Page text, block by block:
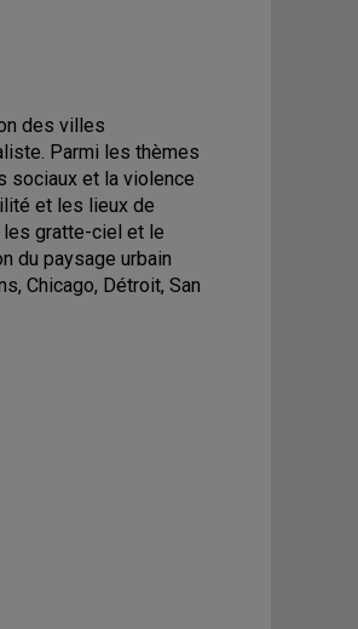
des villes
Parmi les thèmes
sociaux et la violence
et les lieux de
gratte-ciel et le
du paysage urbain
Chicago, Détroit, San